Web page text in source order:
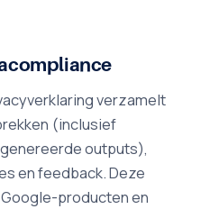
verzamelt
(inclusief
outputs),
en feedback. Deze
producten en